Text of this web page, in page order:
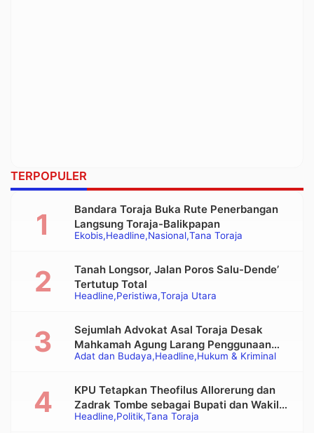
TERPOPULER
Ekobis Headline Nasional Tana Toraja
Bandara Toraja Buka Rute Penerbangan
Langsung Toraja-Balikpapan
Headline Peristiwa Toraja Utara
Tanah Longsor, Jalan Poros Salu-Dende’
Tertutup Total
Adat dan Budaya Headline Hukum & Kriminal
Sejumlah Advokat Asal Toraja Desak
Mahkamah Agung Larang Penggunaan
Alat Berat pada Eksekusi Rumah Adat
Headline Politik Tana Toraja
KPU Tetapkan Theofilus Allorerung dan
Zadrak Tombe sebagai Bupati dan Wakil
Bupati Tana Toraja Terpilih